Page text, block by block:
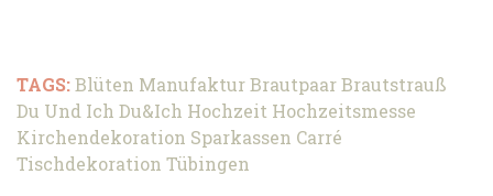
TAGS:Blüten ManufakturBrautpaarBrautstrauß
Du Und Ich Du&Ich Hochzeit Hochzeitsmesse
Kirchendekoration Sparkassen Carré
Tischdekoration Tübingen